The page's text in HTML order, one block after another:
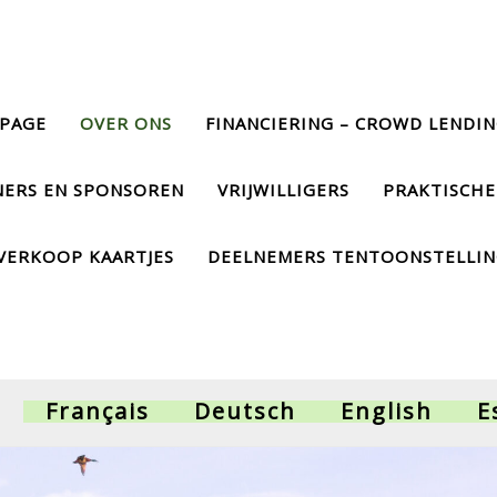
OVER ONS FINANCIERING – CROWD
EN SPONSOREN VRIJWILLIGERS
KAARTJES DEELNEMERS
Français Deutsch English